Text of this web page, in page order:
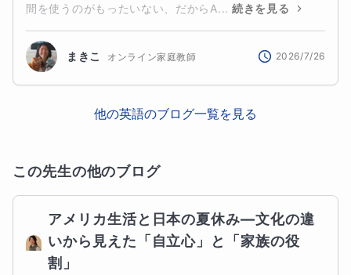
間を使うのがもったいない、だからA... 続きを見る
まきこ オンライン家庭教師 2026/7/26
他の英語のブログ一覧を見る
この先生の他のブログ
アメリカ生活と日本の夏休み―文化の違
いから見えた「自立心」と「家族の役
割」